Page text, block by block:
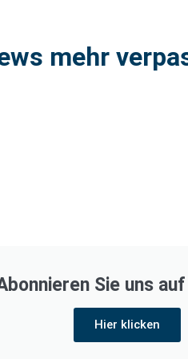
mehr
Sie uns
Hier klicken